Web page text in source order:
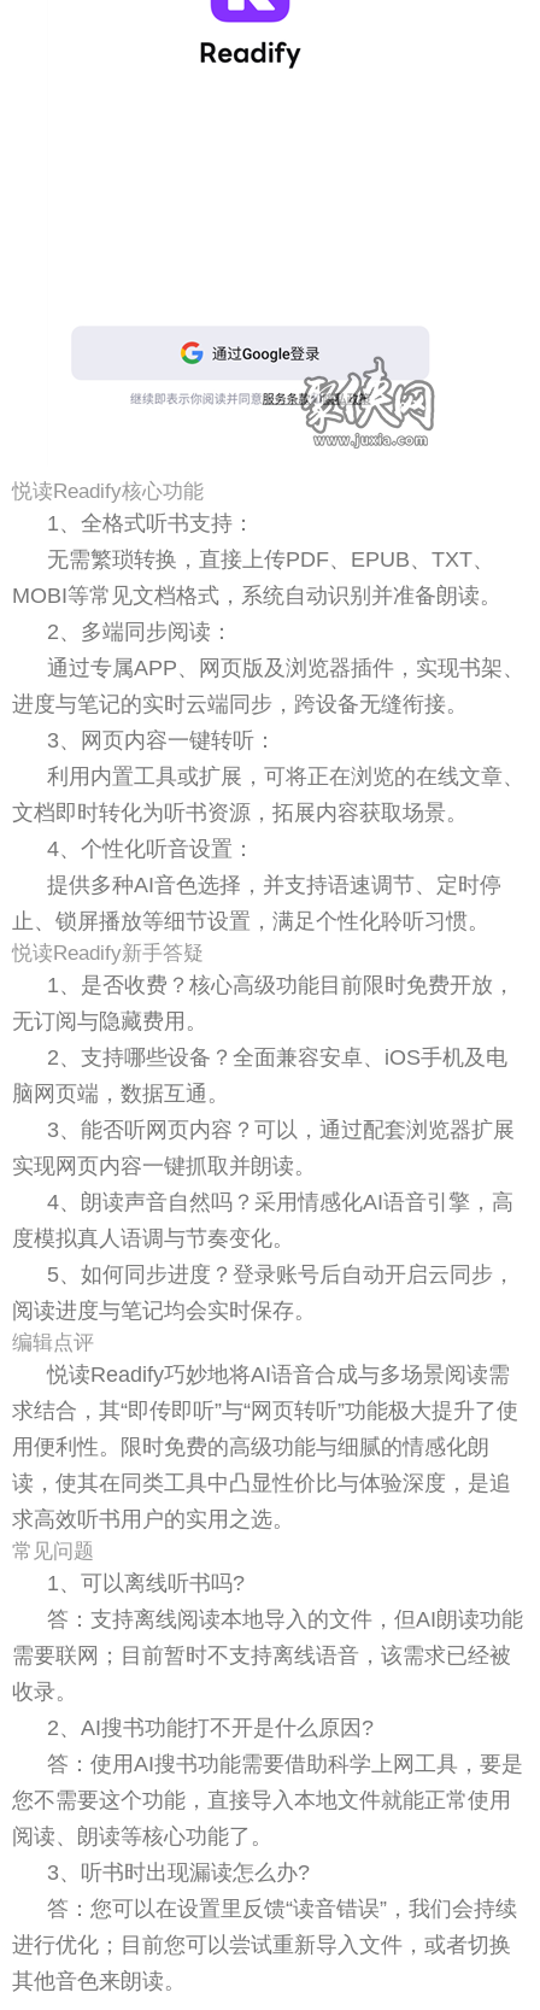
悦读Readify核心功能
1、全格式听书支持：
无需繁琐转换，直接上传PDF、EPUB、TXT、
MOBI等常见文档格式，系统自动识别并准备朗读。
2、多端同步阅读：
通过专属APP、网页版及浏览器插件，实现书架、
进度与笔记的实时云端同步，跨设备无缝衔接。
3、网页内容一键转听：
利用内置工具或扩展，可将正在浏览的在线文章、
文档即时转化为听书资源，拓展内容获取场景。
4、个性化听音设置：
提供多种AI音色选择，并支持语速调节、定时停
止、锁屏播放等细节设置，满足个性化聆听习惯。
悦读Readify新手答疑
1、是否收费？核心高级功能目前限时免费开放，
无订阅与隐藏费用。
2、支持哪些设备？全面兼容安卓、iOS手机及电
脑网页端，数据互通。
3、能否听网页内容？可以，通过配套浏览器扩展
实现网页内容一键抓取并朗读。
4、朗读声音自然吗？采用情感化AI语音引擎，高
度模拟真人语调与节奏变化。
5、如何同步进度？登录账号后自动开启云同步，
阅读进度与笔记均会实时保存。
编辑点评
悦读Readify巧妙地将AI语音合成与多场景阅读需
求结合，其“即传即听”与“网页转听”功能极大提升了使
用便利性。限时免费的高级功能与细腻的情感化朗
读，使其在同类工具中凸显性价比与体验深度，是追
求高效听书用户的实用之选。
常见问题
1、可以离线听书吗?
答：支持离线阅读本地导入的文件，但AI朗读功能
需要联网；目前暂时不支持离线语音，该需求已经被
收录。
2、AI搜书功能打不开是什么原因?
答：使用AI搜书功能需要借助科学上网工具，要是
您不需要这个功能，直接导入本地文件就能正常使用
阅读、朗读等核心功能了。
3、听书时出现漏读怎么办?
答：您可以在设置里反馈“读音错误”，我们会持续
进行优化；目前您可以尝试重新导入文件，或者切换
其他音色来朗读。